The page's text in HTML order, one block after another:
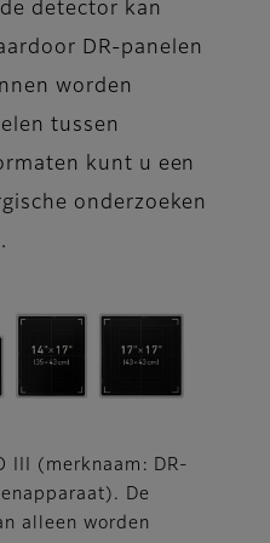
detector kan
DR-panelen
worden
tussen
kunt u een
onderzoeken
III (merknaam: DR-
De
alleen worden